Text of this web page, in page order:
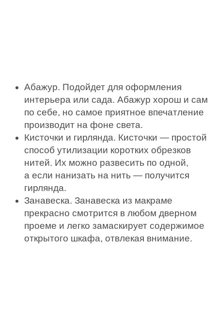
Абажур. Подойдет для оформления
интерьера или сада. Абажур хорош и сам
по себе, но самое приятное впечатление
производит на фоне света.
Кисточки и гирлянда. Кисточки — простой
способ утилизации коротких обрезков
нитей. Их можно развесить по одной,
а если нанизать на нить — получится
гирлянда.
Занавеска. Занавеска из макраме
прекрасно смотрится в любом дверном
проеме и легко замаскирует содержимое
открытого шкафа, отвлекая внимание.